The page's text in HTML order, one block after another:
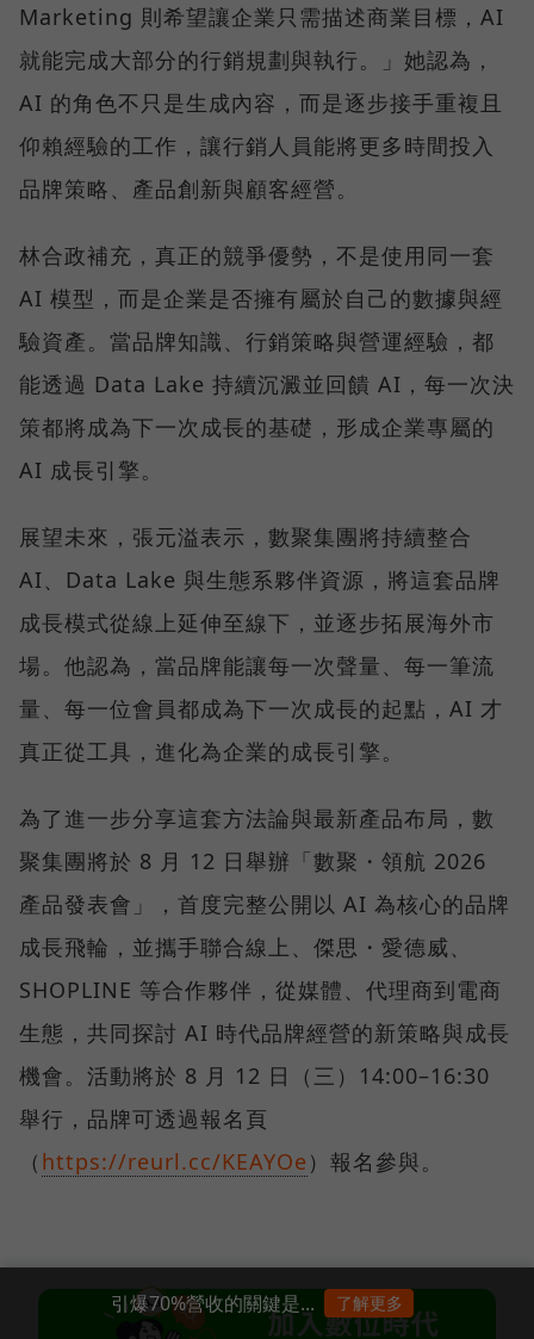
Marketing 則希望讓企業只需描述商業目標，AI
就能完成大部分的行銷規劃與執行。」她認為，
AI 的角色不只是生成內容，而是逐步接手重複且
仰賴經驗的工作，讓行銷人員能將更多時間投入
品牌策略、產品創新與顧客經營。
林合政補充，真正的競爭優勢，不是使用同一套
AI 模型，而是企業是否擁有屬於自己的數據與經
驗資產。當品牌知識、行銷策略與營運經驗，都
能透過 Data Lake 持續沉澱並回饋 AI，每一次決
策都將成為下一次成長的基礎，形成企業專屬的
AI 成長引擎。
展望未來，張元溢表示，數聚集團將持續整合
AI、Data Lake 與生態系夥伴資源，將這套品牌
成長模式從線上延伸至線下，並逐步拓展海外市
場。他認為，當品牌能讓每一次聲量、每一筆流
量、每一位會員都成為下一次成長的起點，AI 才
真正從工具，進化為企業的成長引擎。
為了進一步分享這套方法論與最新產品布局，數
聚集團將於 8 月 12 日舉辦「數聚・領航 2026
產品發表會」，首度完整公開以 AI 為核心的品牌
成長飛輪，並攜手聯合線上、傑思・愛德威、
SHOPLINE 等合作夥伴，從媒體、代理商到電商
生態，共同探討 AI 時代品牌經營的新策略與成長
機會。活動將於 8 月 12 日（三）14:00–16:30
舉行，品牌可透過報名頁
（ https://reurl.cc/KEAYOe ）報名參與。
引爆70%營收的關鍵是... 了解更多